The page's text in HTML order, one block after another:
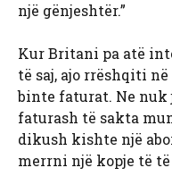
një gënjeshtër.”
Kur Britani pa atë
të saj, ajo rrëshqiti
binte faturat. Ne nuk
faturash të sakta
dikush kishte një
merrni një kopje të